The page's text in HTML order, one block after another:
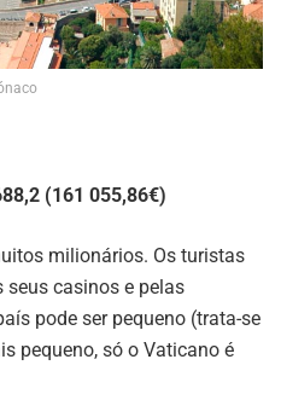
(161 055,86€)
milionários. Os turistas
seus casinos e pelas
pode ser pequeno (trata-se
pequeno, só o Vaticano é